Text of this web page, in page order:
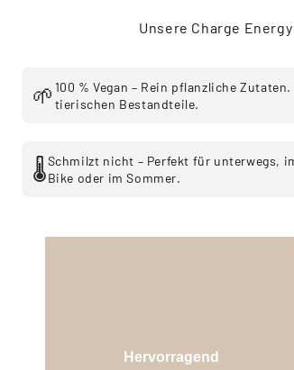
Unsere Charge
🌱 100 % Vegan – Rein pflanzliche
tierischen Bestandteile.
🌡️Schmilzt nicht – Perfekt für unterwegs,
Bike oder im Sommer.
Hervorragend